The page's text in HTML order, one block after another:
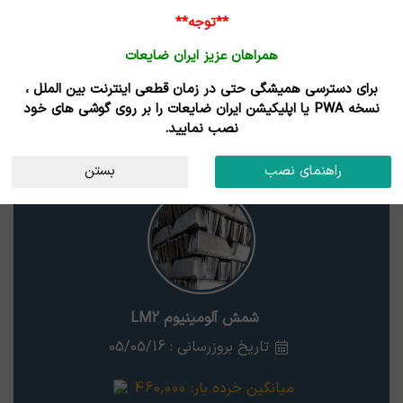
نتایج جستجوی قیمت
استان
شمش آلومینیوم LM2
تاریخ بروزرسانی : 05/05/16
میانگین خرده بار: 460,000
**توجه**
همراهان عزیز ایران ضایعات
برای دسترسی همیشگی حتی در زمان قطعی اینترنت بین الملل ،
نسخه PWA یا اپلیکیشن ایران ضایعات را بر روی گوشی های خود
نصب نمایید.
راهنمای نصب بستن